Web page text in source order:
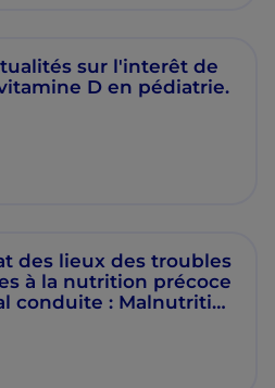
sur l'interêt de
D en pédiatrie.
des lieux des troubles
à la nutrition précoce
conduite : Malnutrition